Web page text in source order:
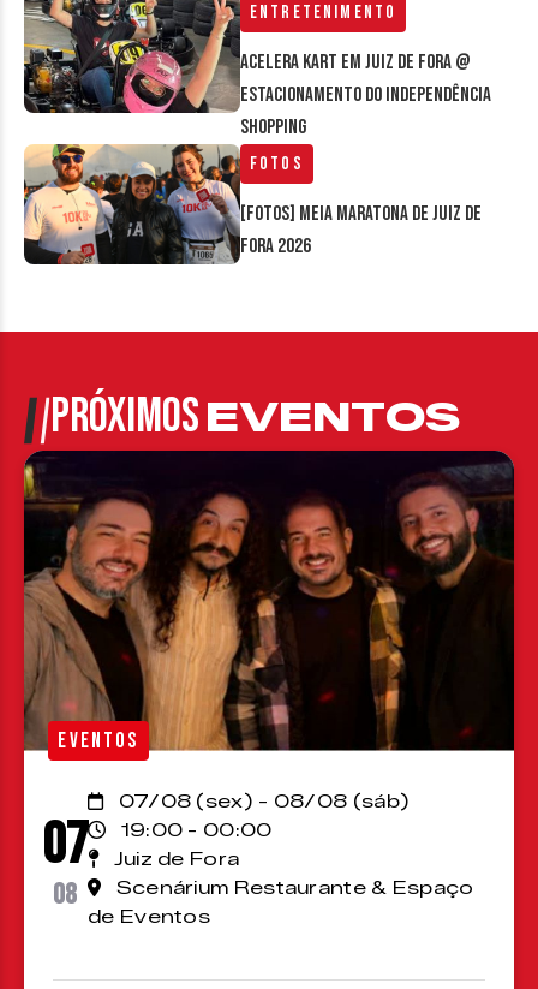
Entretenimento
Acelera Kart em Juiz de Fora @
estacionamento do Independência
Shopping
Fotos
[FOTOS] Meia Maratona de Juiz de
Fora 2026
PRÓXIMOSEVENTOS
EVENTOS
07
08
07/08 (sex) - 08/08 (sáb)
19:00 - 00:00
Juiz de Fora
Scenárium Restaurante & Espaço
de Eventos